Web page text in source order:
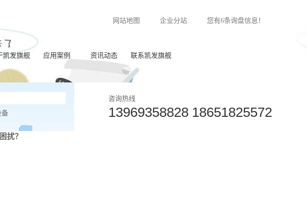
网站地图 企业分站 您有6条询盘信息！
凯发旗舰
旗舰的简介
业执照
系凯发旗舰
应用案例
泵体加工
资讯动态
行业动态
联系凯发旗舰
备
咨询热线
13969358828 18651825572
扰？